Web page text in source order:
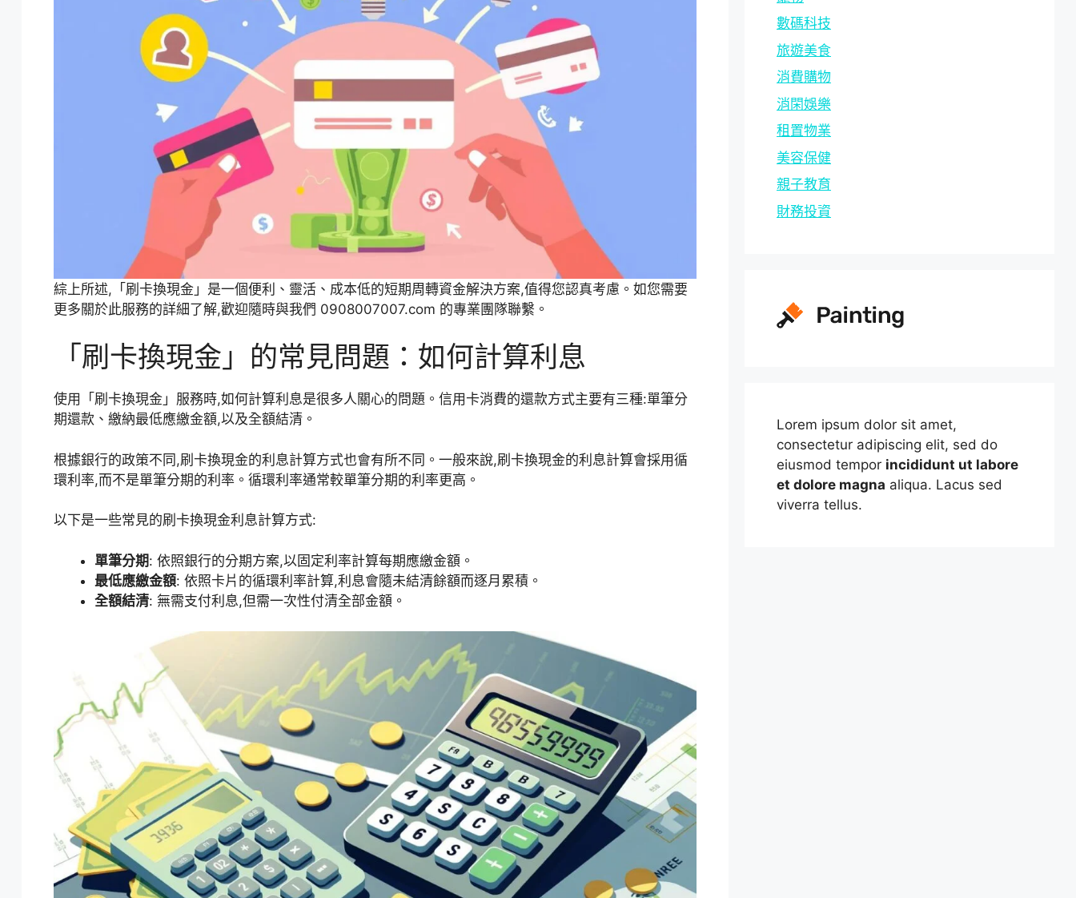
綜上所述,「刷卡換現金」是一個便利、靈活、成本低的短期周轉資金解決方案,值得您認真考慮。如您需要
更多關於此服務的詳細了解,歡迎隨時與我們 0908007007.com 的專業團隊聯繫。
「刷卡換現金」的常見問題：如何計算利息
使用「 刷卡換現金 」服務時,如何計算利息是很多人關心的問題。信用卡消費的還款方式主要有三種:單筆分
期還款、繳納最低應繳金額,以及全額結清。
根據銀行的政策不同,刷卡換現金的利息計算方式也會有所不同。一般來說,刷卡換現金的利息計算會採用循
環利率,而不是單筆分期的利率。循環利率通常較單筆分期的利率更高。
以下是一些常見的刷卡換現金利息計算方式:
單筆分期: 依照銀行的分期方案,以固定利率計算每期應繳金額。
最低應繳金額: 依照卡片的循環利率計算,利息會隨未結清餘額而逐月累積。
全額結清: 無需支付利息,但需一次性付清全部金額。
數碼科技
旅遊美食
消費購物
消閑娛樂
租置物業
美容保健
親子教育
財務投資
Lorem ipsum dolor sit amet,
consectetur adipiscing elit, sed do
eiusmod tempor incididunt ut labore
et dolore magna aliqua. Lacus sed
viverra tellus.